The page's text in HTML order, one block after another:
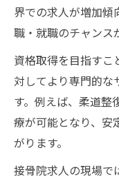
界での求人が増加傾
職・就職のチャンス
資格取得を目指すこ
対してより専門的な
す。例えば、柔道整
療が可能となり、安
がります。
接骨院求人の現場で